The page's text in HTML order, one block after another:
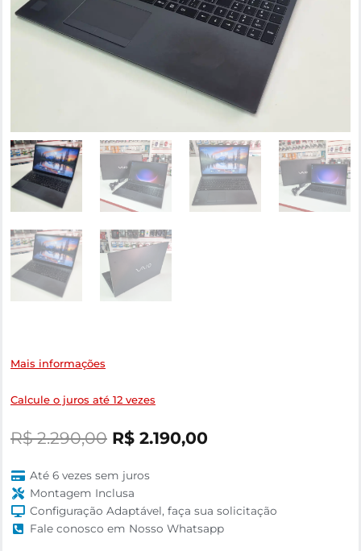
Mais informações
Calcule o juros até 12 vezes
R$2.290,00 O
original
era:
R$ 2.290,00.
R$ 2.190,00
R$ 2.190,00.
Até 6 vezes sem juros
Montagem Inclusa
Configuração Adaptável, faça sua solicitação
Fale conosco em Nosso Whatsapp